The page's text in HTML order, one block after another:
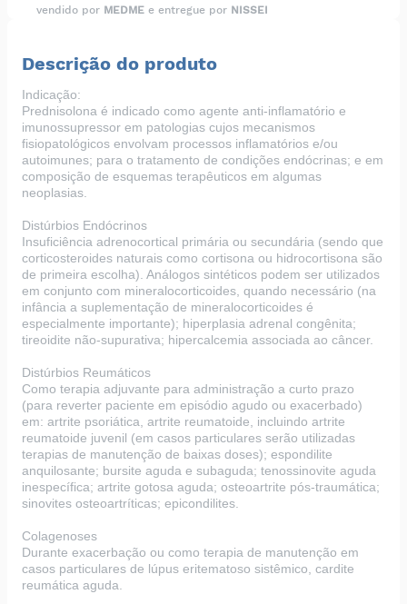
vendido por MEDME e entregue por NISSEI
Descrição do produto
Indicação:
Prednisolona é indicado como agente anti-inflamatório e
imunossupressor em patologias cujos mecanismos
fisiopatológicos envolvam processos inflamatórios e/ou
autoimunes; para o tratamento de condições endócrinas; e em
composição de esquemas terapêuticos em algumas
neoplasias.
Distúrbios Endócrinos
Insuficiência adrenocortical primária ou secundária (sendo que
corticosteroides naturais como cortisona ou hidrocortisona são
de primeira escolha). Análogos sintéticos podem ser utilizados
em conjunto com mineralocorticoides, quando necessário (na
infância a suplementação de mineralocorticoides é
especialmente importante); hiperplasia adrenal congênita;
tireoidite não-supurativa; hipercalcemia associada ao câncer.
Distúrbios Reumáticos
Como terapia adjuvante para administração a curto prazo
(para reverter paciente em episódio agudo ou exacerbado)
em: artrite psoriática, artrite reumatoide, incluindo artrite
reumatoide juvenil (em casos particulares serão utilizadas
terapias de manutenção de baixas doses); espondilite
anquilosante; bursite aguda e subaguda; tenossinovite aguda
inespecífica; artrite gotosa aguda; osteoartrite pós-traumática;
sinovites osteoartríticas; epicondilites.
Colagenoses
Durante exacerbação ou como terapia de manutenção em
casos particulares de lúpus eritematoso sistêmico, cardite
reumática aguda.